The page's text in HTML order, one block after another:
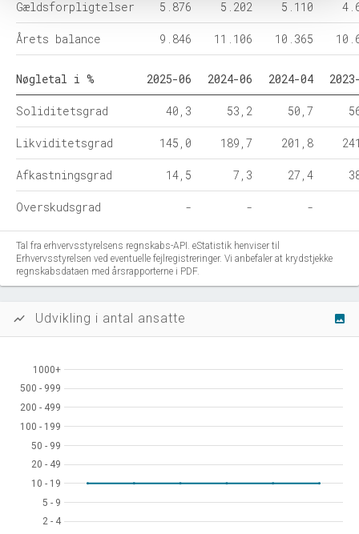
Gældsforpligtelser 5.876 5.202 5.110
Årets balance 9.846 11.106 10.365
Nøgletal i % 2025-06 2024-06 2024-04
Soliditetsgrad 40,3 53,2 50,7
Likviditetsgrad 145,0 189,7 201,8
Afkastningsgrad 14,5 7,3 27,4
Overskudsgrad - - -
Tal fra erhvervsstyrelsens regnskabs-API. eStatistik henviser til
Erhvervsstyrelsen ved eventuelle fejlregistreringer. Vi anbefaler at krydstjekke
regnskabsdataen med årsrapporterne i PDF.
show_chart Udvikling i antal ansatte image
2 - 4
2 - 4
5 - 9
5 - 9
10 - 19
10 - 19
20 - 49
20 - 49
50 - 99
50 - 99
100 - 199
100 - 199
200 - 499
200 - 499
500 - 999
500 - 999
1000+
1000+